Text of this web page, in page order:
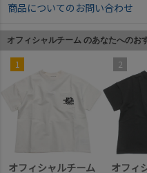
商品についてのお問い合わせ
オフィシャルチーム のあなたへのお
1
オフィシャルチーム
2
オフィ